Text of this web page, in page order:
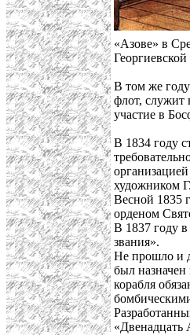
«Азове» в
В том же
флот, служит
участие в
В 1834 году
художником
Весной 1835
орденом
В 1837 году
звания».
Не прошло и
был
корабля
«Двенадцать